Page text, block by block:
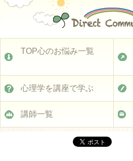
TOP心のお悩み一覧
心理学を講座で学ぶ
講師一覧